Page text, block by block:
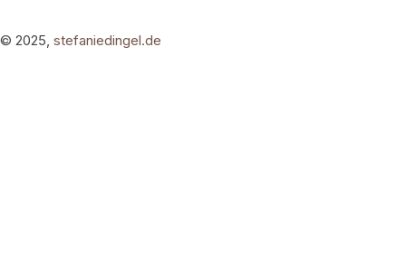
© 2025, stefaniedingel.de